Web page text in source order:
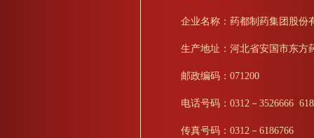
企业名称：药都制药集团股份
生产地址：河北省安国市东方
邮政编码：071200
电话号码：0312－3526666
传真号码：0312－6186766